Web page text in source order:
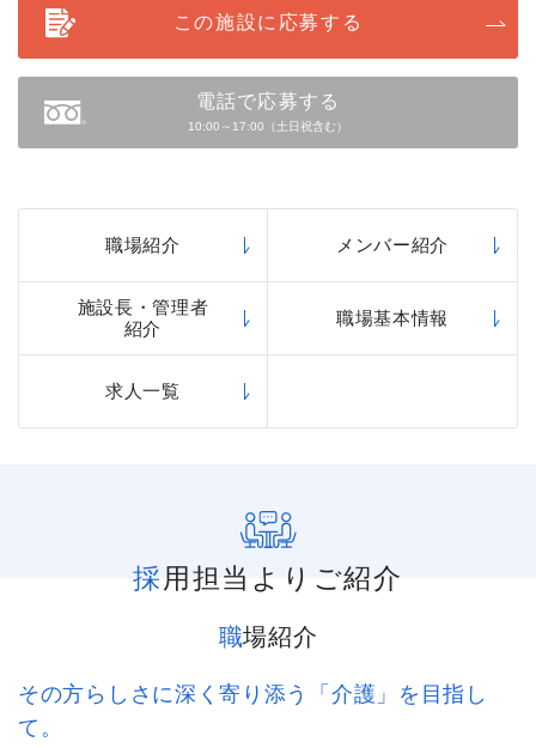
この施設に応募する
電話で応募する
10:00～17:00（土日祝含む）
職場紹介 メンバー紹介
施設長・管理者
紹介
職場基本情報
求人一覧
採用担当よりご紹介
職場紹介
その方らしさに深く寄り添う「介護」を目指し
て。